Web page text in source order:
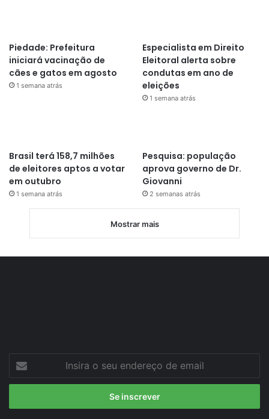
Piedade: Prefeitura
iniciará vacinação de
cães e gatos em agosto
1 semana atrás
Especialista em Direito
Eleitoral alerta sobre
condutas em ano de
eleições
1 semana atrás
Brasil terá 158,7 milhões
de eleitores aptos a votar
em outubro
1 semana atrás
Pesquisa: população
aprova governo de Dr.
Giovanni
2 semanas atrás
Mostrar mais
seu
de